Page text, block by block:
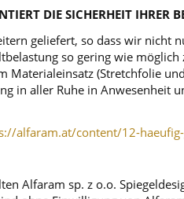
DIE SICHERHEIT IHRER
geliefert, so dass wir nicht
so gering wie
(Stretchfolie
in aller Ruhe in Anwesenheit
alfaram.at/content/12-
Alfaram sp. z o.o.